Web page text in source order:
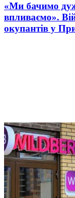
«Ми бачимо
впливаємо».
окупантів у